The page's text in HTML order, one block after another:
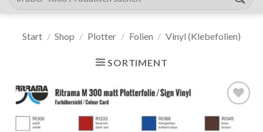
nach:
Start / Shop / Plotter / Folien / Vinyl (Klebefolien)
SORTIMENT
Auf die
Wunschliste